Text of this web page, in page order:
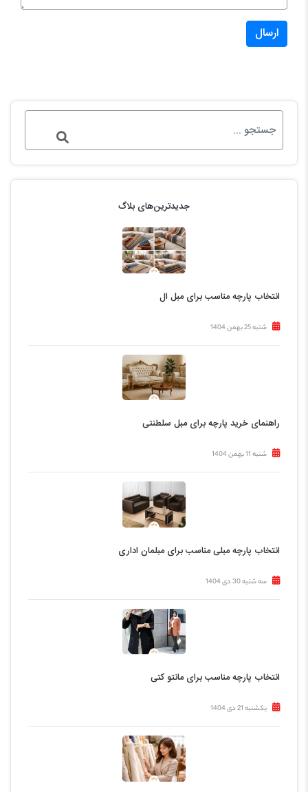
ارسال
جدیدترین‌های بلاگ
انتخاب پارچه مناسب برای مبل ال
شنبه 25 بهمن 1404
راهنمای خرید پارچه برای مبل سلطنتی
شنبه 11 بهمن 1404
انتخاب پارچه مبلی مناسب برای مبلمان اداری
سه شنبه 30 دی 1404
انتخاب پارچه مناسب برای مانتو کتی
یکشنبه 21 دی 1404